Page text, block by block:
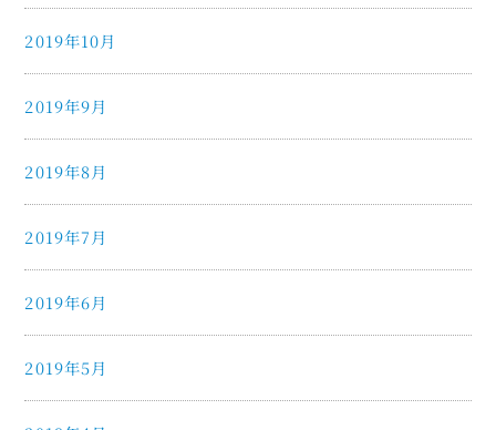
2019年10月
2019年9月
2019年8月
2019年7月
2019年6月
2019年5月